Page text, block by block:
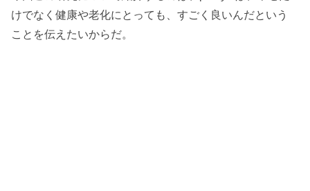
けでなく健康や老化にとっても、すごく良いんだという
ことを伝えたいからだ。